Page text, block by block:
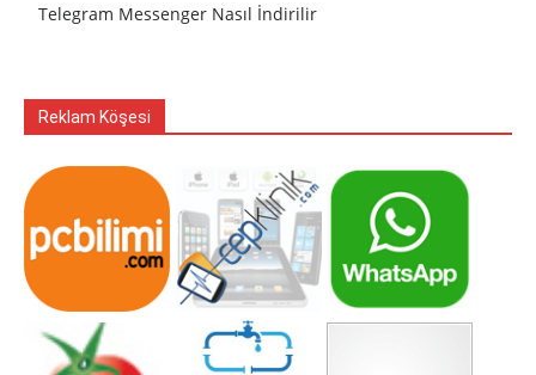
Telegram Messenger Nasıl İndirilir
Reklam Köşesi